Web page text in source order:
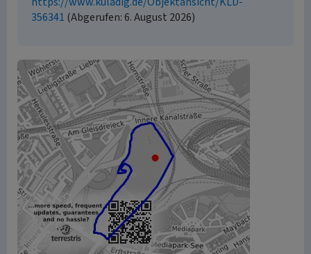
356341 (Abgerufen: 6. August 2026)